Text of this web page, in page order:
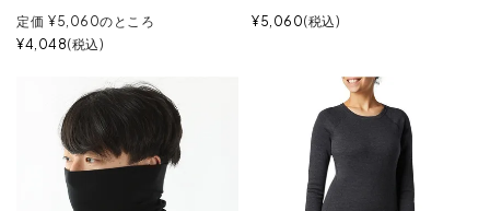
定価 ¥5,060のところ
¥4,048 税込
¥5,060 税込